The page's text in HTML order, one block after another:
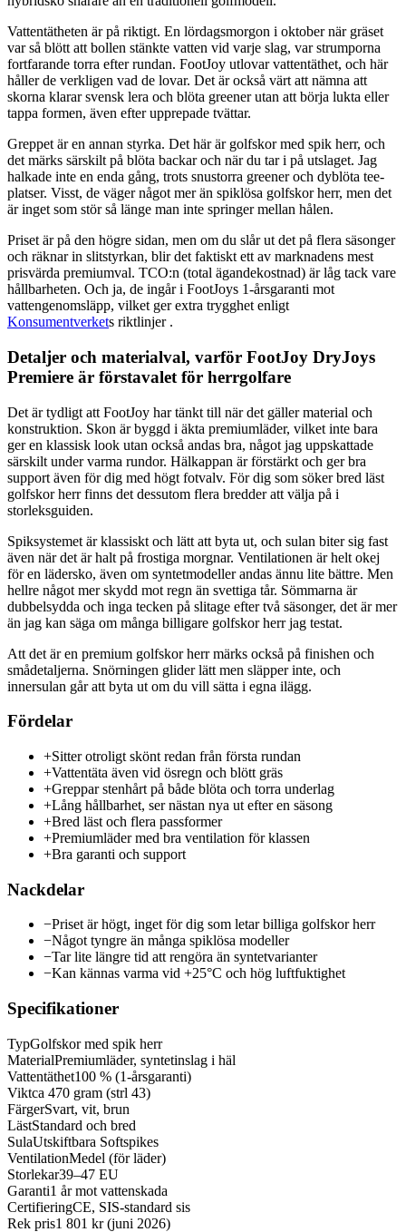
Vattentätheten är på riktigt. En lördagsmorgon i oktober när gräset
var så blött att bollen stänkte vatten vid varje slag, var strumporna
fortfarande torra efter rundan. FootJoy utlovar vattentäthet, och här
håller de verkligen vad de lovar. Det är också värt att nämna att
skorna klarar svensk lera och blöta greener utan att börja lukta eller
tappa formen, även efter upprepade tvättar.
Greppet är en annan styrka. Det här är golfskor med spik herr, och
det märks särskilt på blöta backar och när du tar i på utslaget. Jag
halkade inte en enda gång, trots snustorra greener och dyblöta tee-
platser. Visst, de väger något mer än spiklösa golfskor herr, men det
är inget som stör så länge man inte springer mellan hålen.
Priset är på den högre sidan, men om du slår ut det på flera säsonger
och räknar in slitstyrkan, blir det faktiskt ett av marknadens mest
prisvärda premiumval. TCO:n (total ägandekostnad) är låg tack vare
hållbarheten. Och ja, de ingår i FootJoys 1-årsgaranti mot
vattengenomsläpp, vilket ger extra trygghet enligt
Konsumentverkets riktlinjer .
Detaljer och materialval, varför FootJoy DryJoys
Premiere är förstavalet för herrgolfare
Det är tydligt att FootJoy har tänkt till när det gäller material och
konstruktion. Skon är byggd i äkta premiumläder, vilket inte bara
ger en klassisk look utan också andas bra, något jag uppskattade
särskilt under varma rundor. Hälkappan är förstärkt och ger bra
support även för dig med högt fotvalv. För dig som söker bred läst
golfskor herr finns det dessutom flera bredder att välja på i
storleksguiden.
Spiksystemet är klassiskt och lätt att byta ut, och sulan biter sig fast
även när det är halt på frostiga morgnar. Ventilationen är helt okej
för en lädersko, även om syntetmodeller andas ännu lite bättre. Men
hellre något mer skydd mot regn än svettiga tår. Sömmarna är
dubbelsydda och inga tecken på slitage efter två säsonger, det är mer
än jag kan säga om många billigare golfskor herr jag testat.
Att det är en premium golfskor herr märks också på finishen och
smådetaljerna. Snörningen glider lätt men släpper inte, och
innersulan går att byta ut om du vill sätta i egna ilägg.
Fördelar
+Sitter otroligt skönt redan från första rundan
+Vattentäta även vid ösregn och blött gräs
+Greppar stenhårt på både blöta och torra underlag
+Lång hållbarhet, ser nästan nya ut efter en säsong
+Bred läst och flera passformer
+Premiumläder med bra ventilation för klassen
+Bra garanti och support
Nackdelar
−Priset är högt, inget för dig som letar billiga golfskor herr
−Något tyngre än många spiklösa modeller
−Tar lite längre tid att rengöra än syntetvarianter
−Kan kännas varma vid +25°C och hög luftfuktighet
Specifikationer
TypGolfskor med spik herr
MaterialPremiumläder, syntetinslag i häl
Vattentäthet100 % (1-årsgaranti)
Viktca 470 gram (strl 43)
FärgerSvart, vit, brun
LästStandard och bred
SulaUtskiftbara Softspikes
VentilationMedel (för läder)
Storlekar39–47 EU
Garanti1 år mot vattenskada
CertifieringCE, SIS-standard sis
Rek pris1 801 kr (juni 2026)